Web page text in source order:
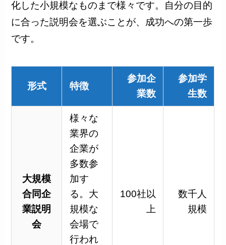
化した小規模なものまで様々です。自分の目的
に合った説明会を選ぶことが、成功への第一歩
です。
形式 特徴
参加企
業数
参加学
生数
大規模
合同企
業説明
会
様々な
業界の
企業が
多数参
加す
る。大
規模な
会場で
行われ
100社以
上
数千人
規模